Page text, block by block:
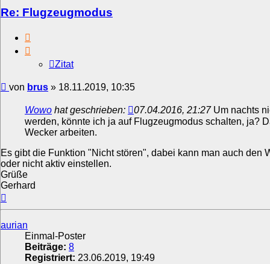
Re: Flugzeugmodus
Zitat
Beitrag
von brus » 18.11.2019, 10:35
Wowo hat geschrieben: 07.04.2016, 21:27Um nachts
werden, könnte ich ja auf Flugzeugmodus schalten, ja?
Wecker arbeiten.
Es gibt die Funktion "Nicht stören", dabei kann man auch den
oder nicht aktiv einstellen.
Grüße
Gerhard
aurian
Einmal-Poster
Beiträge: 8
Registriert: 23.06.2019, 19:49